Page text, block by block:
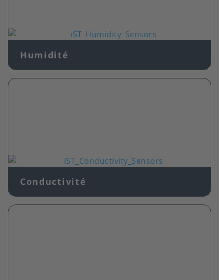
Humidité
Image
Conductivité
Image